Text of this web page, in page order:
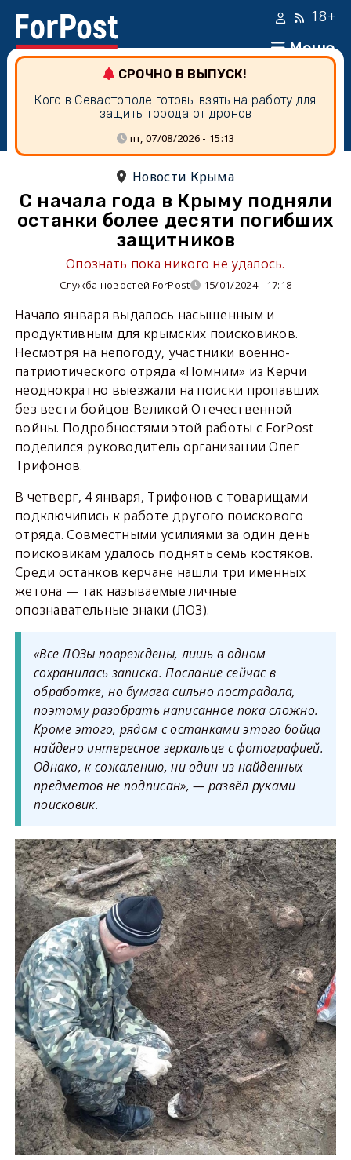
Меню
18+
СРОЧНО В ВЫПУСК!
Кого в Севастополе готовы взять на работу для
защиты города от дронов
пт, 07/08/2026 - 15:13
Новости Крыма
С начала года в Крыму подняли
останки более десяти погибших
защитников
Опознать пока никого не удалось.
Служба новостей ForPost 15/01/2024 - 17:18
Начало января выдалось насыщенным и
продуктивным для крымских поисковиков.
Несмотря на непогоду, участники военно-
патриотического отряда «Помним» из Керчи
неоднократно выезжали на поиски пропавших
без вести бойцов Великой Отечественной
войны. Подробностями этой работы с ForPost
поделился руководитель организации Олег
Трифонов.
В четверг, 4 января, Трифонов с товарищами
подключились к работе другого поискового
отряда. Совместными усилиями за один день
поисковикам удалось поднять семь костяков.
Среди останков керчане нашли три именных
жетона — так называемые личные
опознавательные знаки (ЛОЗ).
«Все ЛОЗы повреждены, лишь в одном
сохранилась записка. Послание сейчас в
обработке, но бумага сильно пострадала,
поэтому разобрать написанное пока сложно.
Кроме этого, рядом с останками этого бойца
найдено интересное зеркальце с фотографией.
Однако, к сожалению, ни один из найденных
предметов не подписан», — развёл руками
поисковик.